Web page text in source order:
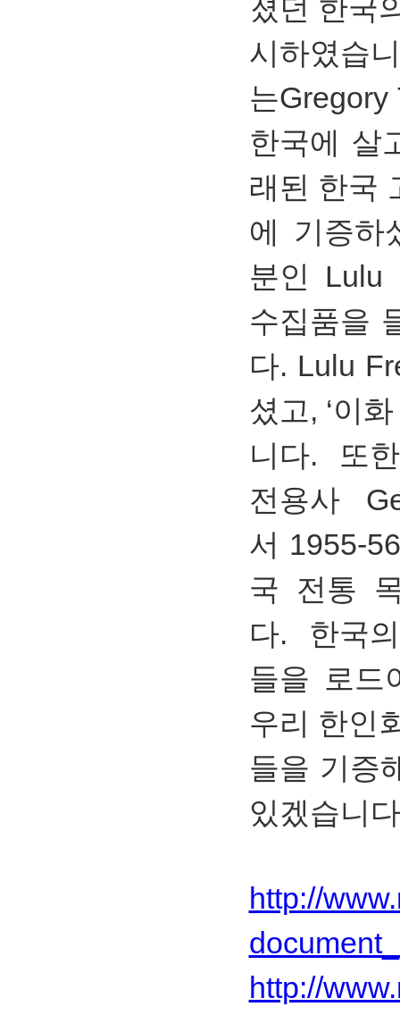
졌던 한국
시하였습
는Gregory
한국에 살
래된 한국
에 기증하
분인 Lulu
수집품을
다. Lulu
셨고, ‘이
니다. 또
전용사
서 1955-
국 전통
다. 한국
들을 로드
우리 한인
들을 기증
있겠습니
http://
http://